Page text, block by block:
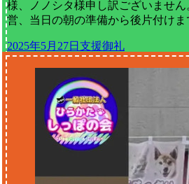
様、ノノシタ様申し訳ございませ
営、当日の朝の準備から後片付け
2025年5月27日 支援御礼